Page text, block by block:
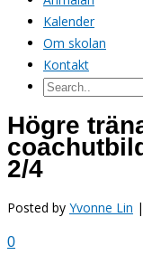
Kalender
Om skolan
Kontakt
Högre
2/4
Posted by Yvonne Lin
0